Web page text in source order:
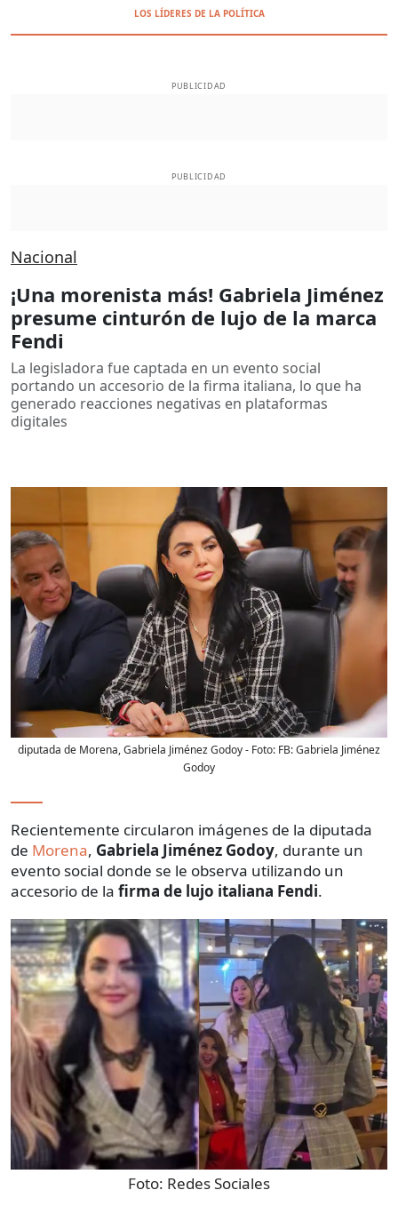
LOS LÍDERES DE LA POLÍTICA
PUBLICIDAD
PUBLICIDAD
Nacional
¡Una morenista más! Gabriela Jiménez
presume cinturón de lujo de la marca
Fendi
La legisladora fue captada en un evento social
portando un accesorio de la firma italiana, lo que ha
generado reacciones negativas en plataformas
digitales
diputada de Morena, Gabriela Jiménez Godoy- Foto: FB: Gabriela Jiménez
Godoy
Recientemente circularon imágenes de la diputada
de Morena, Gabriela Jiménez Godoy, durante un
evento social donde se le observa utilizando un
accesorio de la firma de lujo italiana Fendi.
Foto: Redes Sociales